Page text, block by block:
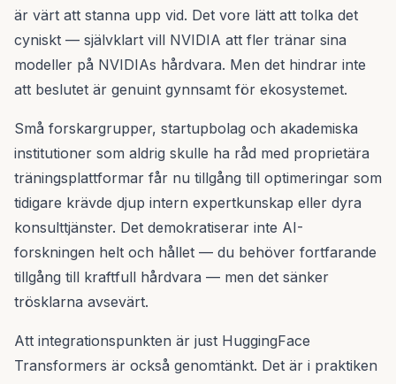
är värt att stanna upp vid. Det vore lätt att tolka det
cyniskt — självklart vill NVIDIA att fler tränar sina
modeller på NVIDIAs hårdvara. Men det hindrar inte
att beslutet är genuint gynnsamt för ekosystemet.
Små forskargrupper, startupbolag och akademiska
institutioner som aldrig skulle ha råd med proprietära
träningsplattformar får nu tillgång till optimeringar som
tidigare krävde djup intern expertkunskap eller dyra
konsulttjänster. Det demokratiserar inte AI-
forskningen helt och hållet — du behöver fortfarande
tillgång till kraftfull hårdvara — men det sänker
trösklarna avsevärt.
Att integrationspunkten är just HuggingFace
Transformers är också genomtänkt. Det är i praktiken